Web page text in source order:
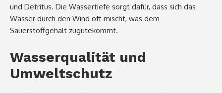
und Detritus. Die Wassertiefe sorgt dafür, dass sich das
Wasser durch den Wind oft mischt, was dem
Sauerstoffgehalt zugutekommt.
Wasserqualität und
Umweltschutz